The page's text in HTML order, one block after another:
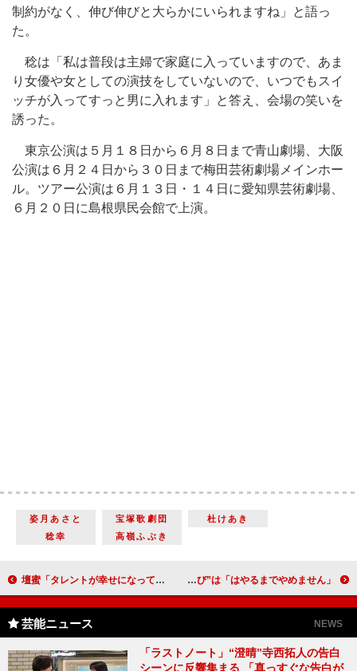
制約がなく、伸び伸びと大らかにいられますね」と語っ
た。
稔は「私は普段は主婦で家庭に入っていますので、あま
り女優や女としての演技をしていないので、いつでもスイ
ッチが入ってすっと男に入れます」と答え、会場の笑いを
誘った。
東京公演は５月１８日から６月８日まで青山劇場、大阪
公演は６月２４日から３０日まで梅田芸術劇場メインホー
ル。ツアー公演は６月１３日・１４日に愛知県芸術劇場、
６月２０日に島根県民会館で上演。
姿月あさと 宝塚歌劇団
杜けあき
稔幸
高嶺ふぶき
壇蜜「タレントが幸せになっても仕方ない」 映画で共演した俳優にチクリッと毒づく ももち、今年の目標は「嫌われないこと」 “ももち結び”は「はやるまでやめません」
芸能ニュース NEWS
「ラストノート」“澄晴”寺西拓人の告白
シーンに反響集まる 「真っすぐな告白が